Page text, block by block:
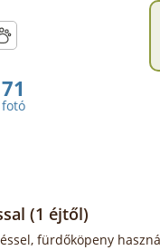
71
fotó
(1 éjtől)
fürdőköpeny